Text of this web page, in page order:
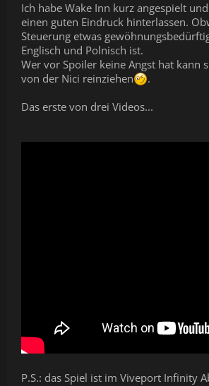
Ich habe Wake Inn kurz angespielt
einen guten Eindruck hinterlassen.
Steuerung etwas
Englisch und Polnisch ist.
Wer vor Spoiler keine Angst hat kann
von der Nici reinziehen
.
Das erste von drei Videos...
P.S.: das Spiel ist im Viveport Infinity